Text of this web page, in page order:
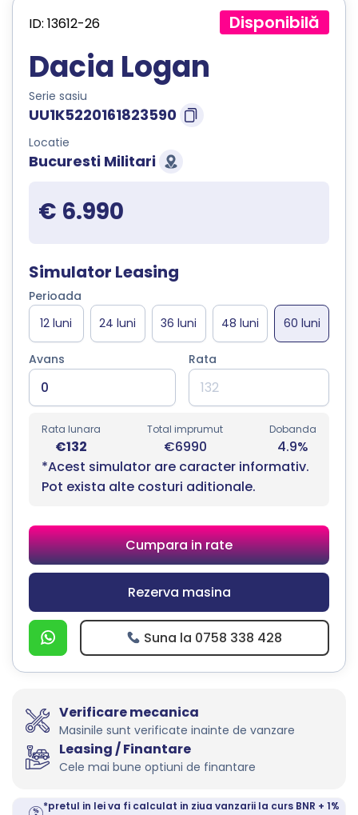
ID: 13612-26 Disponibilă
Dacia Logan
Serie sasiu
UU1K5220161823590
Locatie
Bucuresti Militari
€ 6.990
Simulator Leasing
Perioada
Avans Rata
Rata lunara
€132
Total imprumut
€6990
Dobanda
4.9%
*Acest simulator are caracter informativ.
Pot exista alte costuri aditionale.
Cumpara in rate
Rezerva masina
Suna la 0758 338 428
Verificare mecanica
Masinile sunt verificate inainte de vanzare
Leasing / Finantare
Cele mai bune optiuni de finantare
*pretul in lei va fi calculat in ziua vanzarii la curs BNR + 1%